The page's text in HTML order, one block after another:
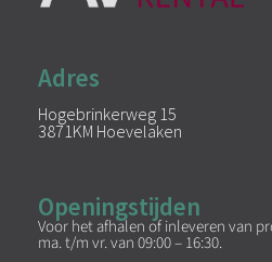
Adres
Hogebrinkerweg 15
3871KM Hoevelaken
Openingstijden
Voor het afhalen of inleveren van
ma. t/m vr. van 09:00 – 16:30.